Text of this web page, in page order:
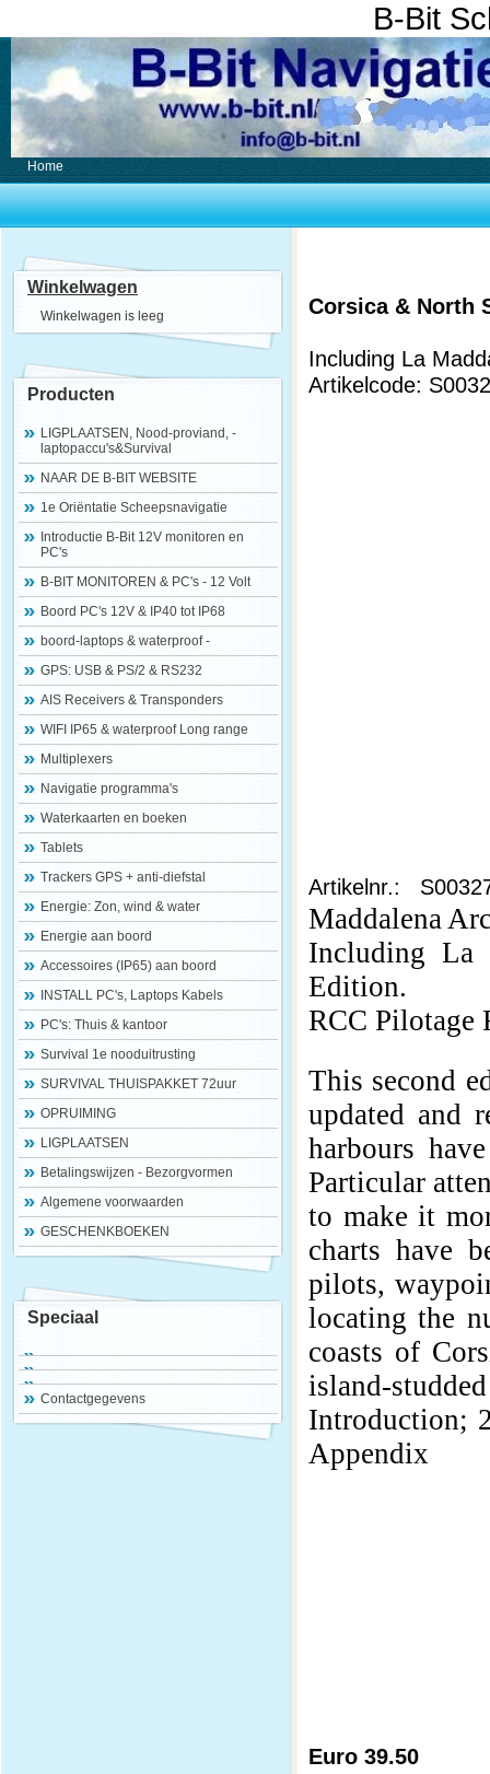
B-Bit
Home
Winkelwagen
Winkelwagen is leeg
Producten
LIGPLAATSEN, Nood-proviand, -
laptopaccu's&Survival
NAAR DE B-BIT WEBSITE
1e Oriëntatie Scheepsnavigatie
Introductie B-Bit 12V monitoren en
PC's
B-BIT MONITOREN & PC's - 12 Volt
Boord PC's 12V & IP40 tot IP68
boord-laptops & waterproof -
GPS: USB & PS/2 & RS232
AIS Receivers & Transponders
WIFI IP65 & waterproof Long range
Multiplexers
Navigatie programma's
Waterkaarten en boeken
Tablets
Trackers GPS + anti-diefstal
Energie: Zon, wind & water
Energie aan boord
Accessoires (IP65) aan boord
INSTALL PC's, Laptops Kabels
PC's: Thuis & kantoor
Survival 1e nooduitrusting
SURVIVAL THUISPAKKET 72uur
OPRUIMING
LIGPLAATSEN
Betalingswijzen - Bezorgvormen
Algemene voorwaarden
GESCHENKBOEKEN
Speciaal
Contactgegevens
Corsica & North
Including La
Artikelcode:
Artikelnr.:
Maddalena
Including La
Edition.
RCC Pilotage
This second
updated and
harbours
Particular
to make it
charts have
pilots,
locating the
coasts of
island-
Introduction;
Appendix
Euro 39.50